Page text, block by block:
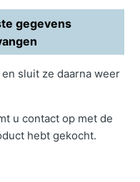
gegevens
sluit ze daarna weer
u contact op met de
hebt gekocht.